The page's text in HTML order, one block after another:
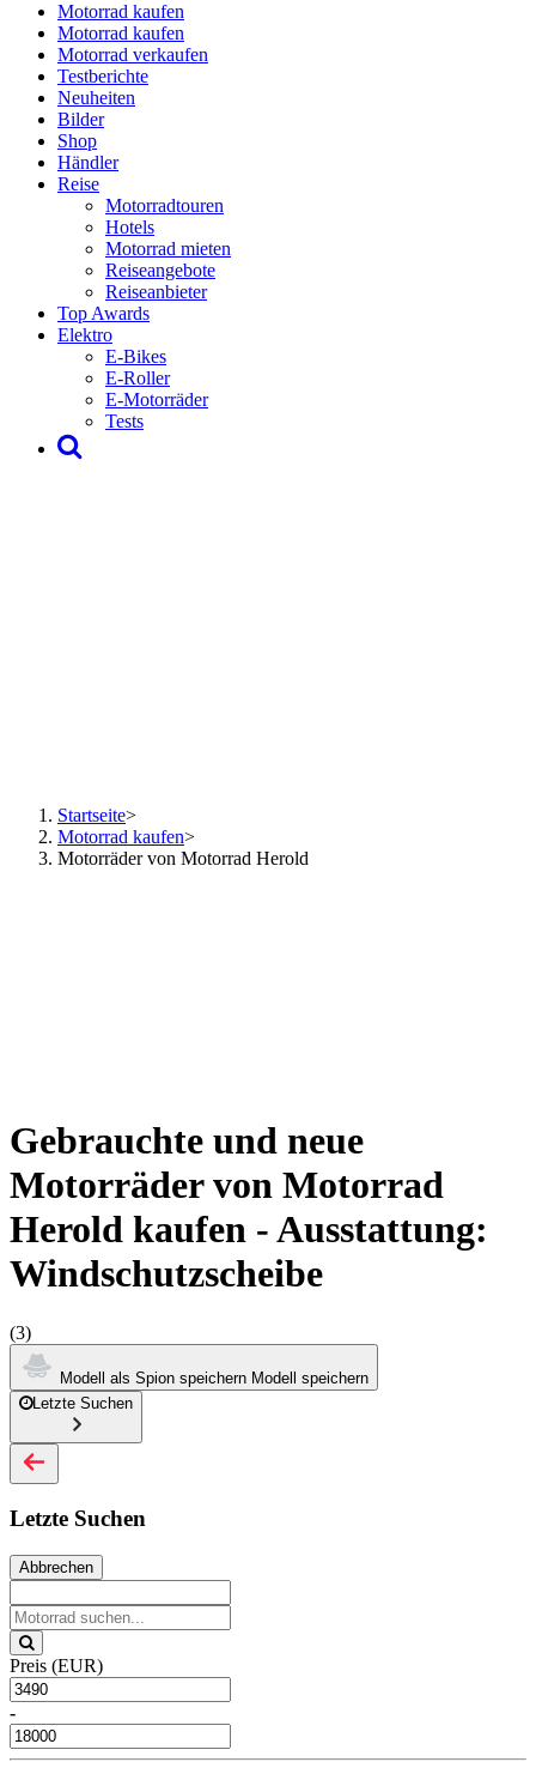
Motorrad kaufen
Motorrad kaufen
Motorrad verkaufen
Testberichte
Neuheiten
Bilder
Shop
Händler
Reise
Motorradtouren
Hotels
Motorrad mieten
Reiseangebote
Reiseanbieter
Top Awards
Elektro
E-Bikes
E-Roller
E-Motorräder
Tests
Startseite>
Motorrad kaufen>
Motorräder von Motorrad Herold
Gebrauchte und neue
Motorräder von Motorrad
Herold kaufen - Ausstattung:
Windschutzscheibe
(3)
Modell als Spion speichern Modell speichern
Letzte Suchen
Letzte Suchen
Abbrechen
Preis (EUR)
-